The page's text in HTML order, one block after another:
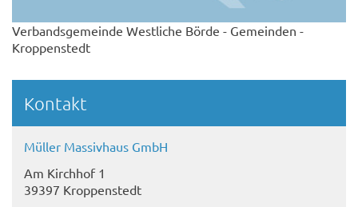
Verbandsgemeinde Westliche Börde - Gemeinden -
Kroppenstedt
Kontakt
Müller Massivhaus GmbH
Am Kirchhof 1
39397 Kroppenstedt